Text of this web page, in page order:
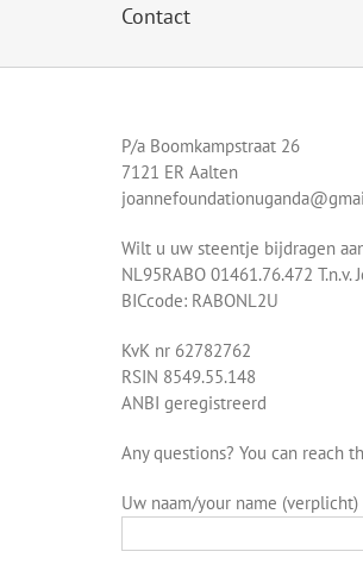
Contact
P/a Boomkampstraat 26
7121 ER Aalten
Wilt u uw steentje bijdragen
NL95RABO 01461.76.472
BICcode: RABONL2U
KvK nr 62782762
RSIN 8549.55.148
ANBI geregistreerd
Any questions? You can reach
Uw naam/your name (verplicht)